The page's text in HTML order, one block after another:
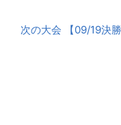
次の大会 【09/19決